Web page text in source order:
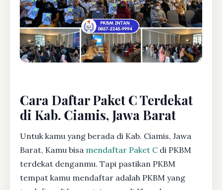
Cara Daftar Paket C Terdekat
di Kab. Ciamis, Jawa Barat
Untuk kamu yang berada di Kab. Ciamis, Jawa
Barat, Kamu bisa mendaftar Paket C di PKBM
terdekat denganmu. Tapi pastikan PKBM
tempat kamu mendaftar adalah PKBM yang